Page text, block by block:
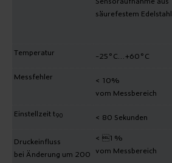
säurefestem Edelstahl
Temperatur -25°C…+60°C
Messfehler
< 10%
vom Messbereich
Einstellzeit t90 < 80 Sekunden
Druckeinfluss
bei Änderung um 200
< 1 %
vom Messbereich